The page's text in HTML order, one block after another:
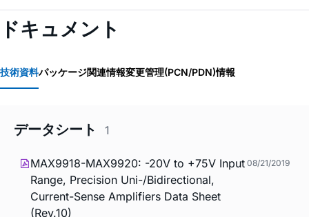
ドキュメント
技術資料パッケージ関連情報変更管理(PCN/PDN)情報
データシート 1
MAX9918-MAX9920: -20V to +75V Input
Range, Precision Uni-/Bidirectional,
Current-Sense Amplifiers Data Sheet
(Rev.10)
08/21/2019